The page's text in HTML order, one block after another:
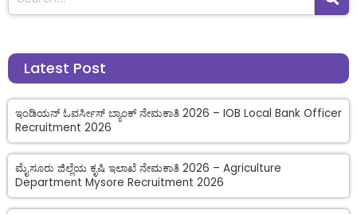
Latest Post
ಇಂಡಿಯನ್ ಓವರ್ಸೀಸ್ ಬ್ಯಾಂಕ್ ನೇಮಕಾತಿ 2026 – IOB Local Bank Officer
Recruitment 2026
ಮೈಸೂರು ಜಿಲ್ಲೆಯ ಕೃಷಿ ಇಲಾಖೆ ನೇಮಕಾತಿ 2026 – Agriculture
Department Mysore Recruitment 2026